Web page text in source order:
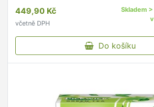
449,90 Kč
včetně DPH
Skladem
Do košíku